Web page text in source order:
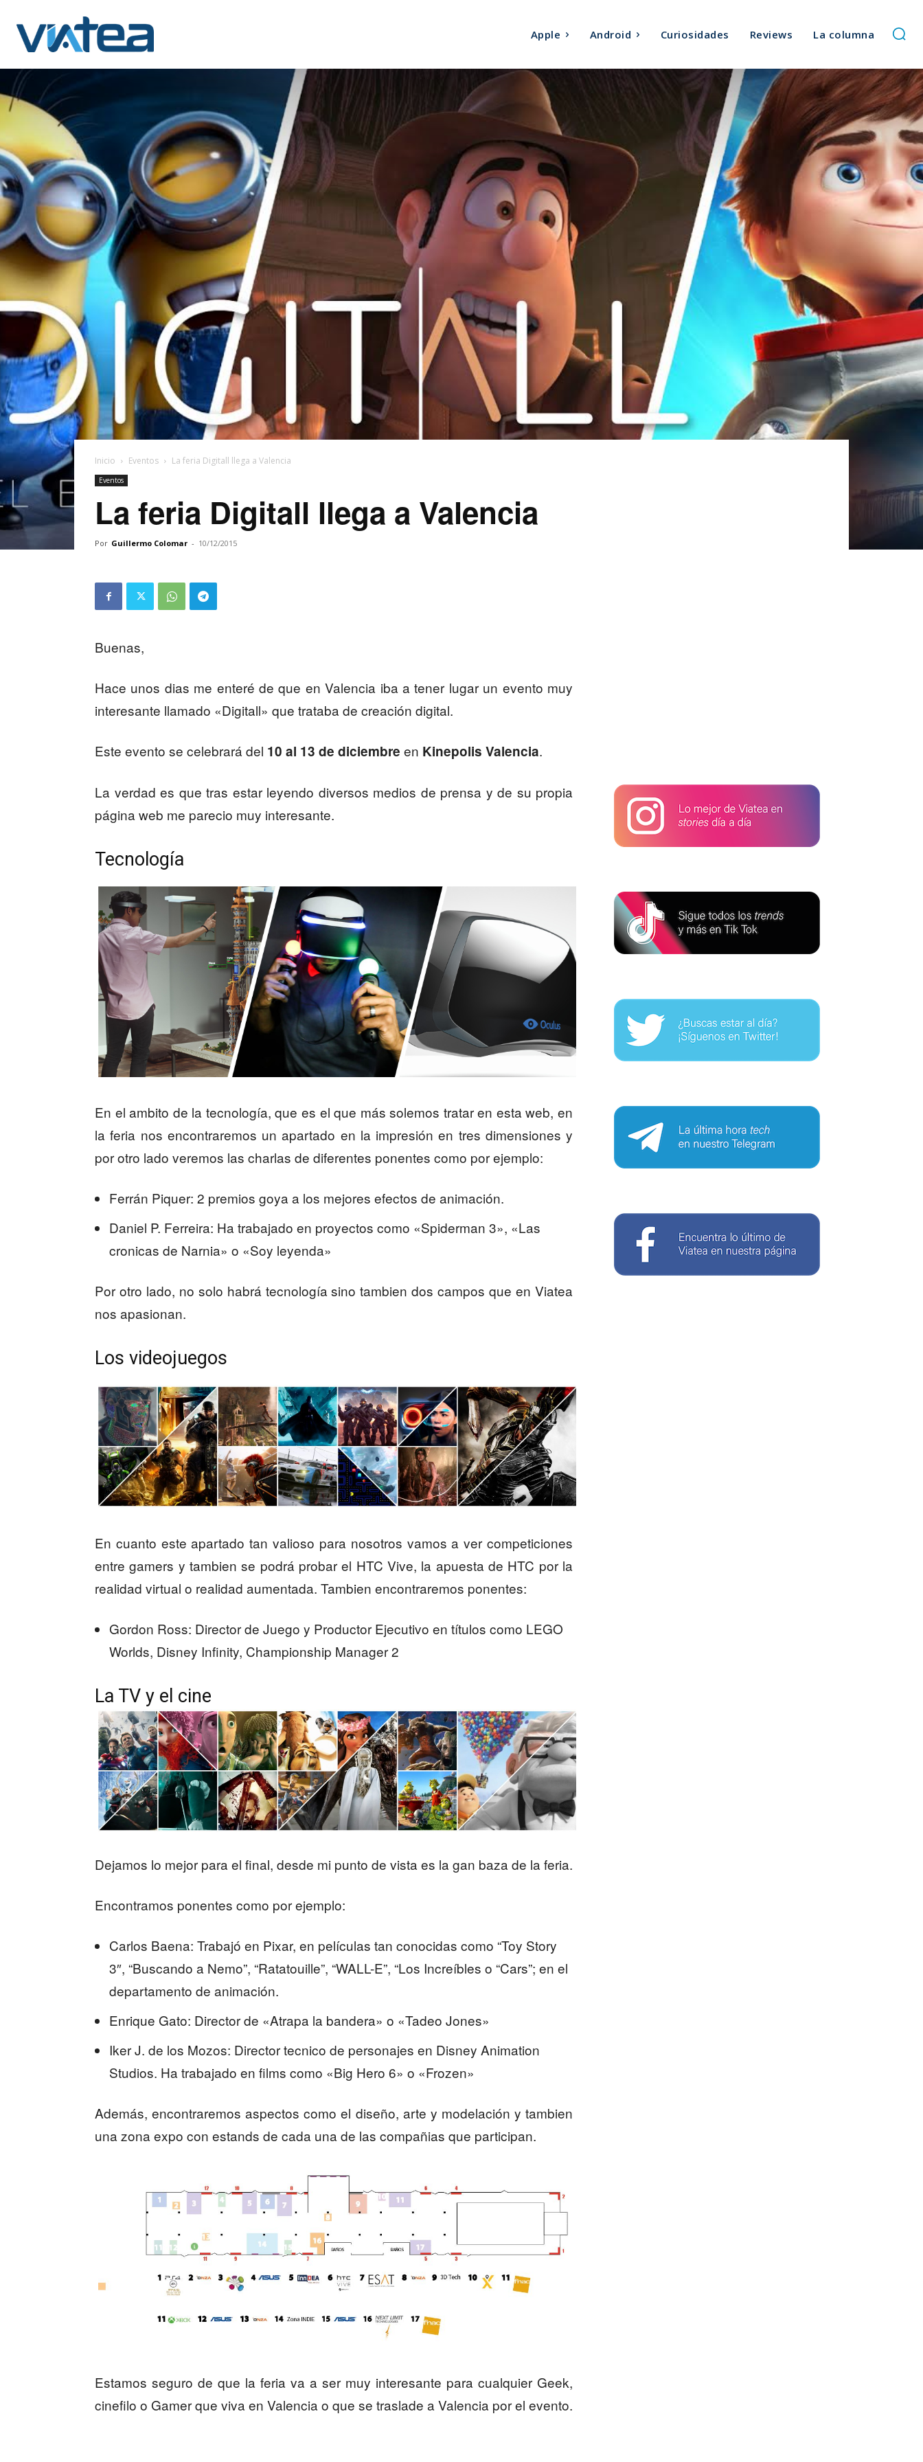
Apple Android Curiosidades Reviews La columna
Inicio Eventos La feria Digitall llega a Valencia
Eventos
La feria Digitall llega a Valencia
Por Guillermo Colomar - 10/12/2015
Buenas,
Hace unos dias me enteré de que en Valencia iba a tener lugar un evento muy
interesante llamado «Digitall» que trataba de creación digital.
Este evento se celebrará del 10 al 13 de diciembre en Kinepolis Valencia.
La verdad es que tras estar leyendo diversos medios de prensa y de su propia
página web me parecio muy interesante.
Tecnología
En el ambito de la tecnología, que es el que más solemos tratar en esta web, en
la feria nos encontraremos un apartado en la impresión en tres dimensiones y
por otro lado veremos las charlas de diferentes ponentes como por ejemplo:
Ferrán Piquer: 2 premios goya a los mejores efectos de animación.
Daniel P. Ferreira: Ha trabajado en proyectos como «Spiderman 3», «Las
cronicas de Narnia» o «Soy leyenda»
Por otro lado, no solo habrá tecnología sino tambien dos campos que en Viatea
nos apasionan.
Los videojuegos
En cuanto este apartado tan valioso para nosotros vamos a ver competiciones
entre gamers y tambien se podrá probar el HTC Vive, la apuesta de HTC por la
realidad virtual o realidad aumentada. Tambien encontraremos ponentes:
Gordon Ross: Director de Juego y Productor Ejecutivo en títulos como LEGO
Worlds, Disney Infinity, Championship Manager 2
La TV y el cine
Dejamos lo mejor para el final, desde mi punto de vista es la gan baza de la feria.
Encontramos ponentes como por ejemplo:
Carlos Baena: Trabajó en Pixar, en películas tan conocidas como “Toy Story
3″, “Buscando a Nemo”, “Ratatouille”, “WALL-E”, “Los Increíbles o “Cars”; en el
departamento de animación.
Enrique Gato: Director de «Atrapa la bandera» o «Tadeo Jones»
Iker J. de los Mozos: Director tecnico de personajes en Disney Animation
Studios. Ha trabajado en films como «Big Hero 6» o «Frozen»
Además, encontraremos aspectos como el diseño, arte y modelación y tambien
una zona expo con estands de cada una de las compañias que participan.
Estamos seguro de que la feria va a ser muy interesante para cualquier Geek,
cinefilo o Gamer que viva en Valencia o que se traslade a Valencia por el evento.